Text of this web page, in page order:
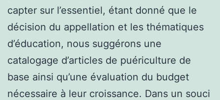
capter sur l’essentiel, étant donné que le
décision du appellation et les thématiques
d’éducation, nous suggérons une
catalogage d’articles de puériculture de
base ainsi qu’une évaluation du budget
nécessaire à leur croissance. Dans un souci